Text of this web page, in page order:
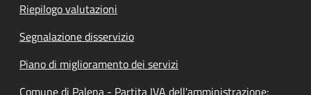
Riepilogo valutazioni
Segnalazione disservizio
Piano di miglioramento dei servizi
Comune di Palena - Partita IVA dell'amministrazione: